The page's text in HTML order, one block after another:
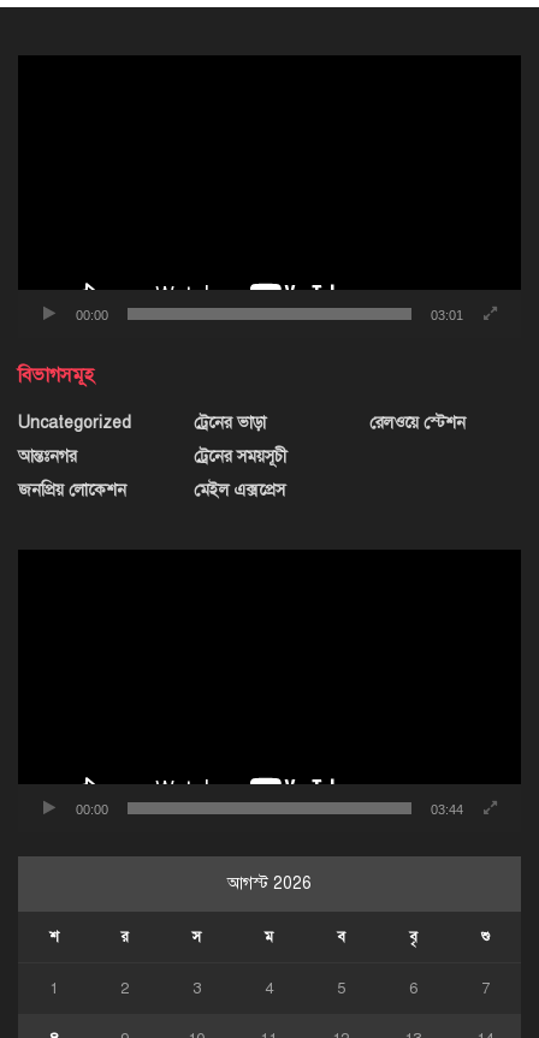
00:00 03:01
বিভাগসমূহ
Uncategorized
আন্তঃনগর
জনপ্রিয় লোকেশন
ট্রেনের ভাড়া
ট্রেনের সময়সূচী
মেইল এক্সপ্রেস
রেলওয়ে স্টেশন
00:00 03:44
আগস্ট 2026
শ র স ম ব বৃ শু
1 2 3 4 5 6 7